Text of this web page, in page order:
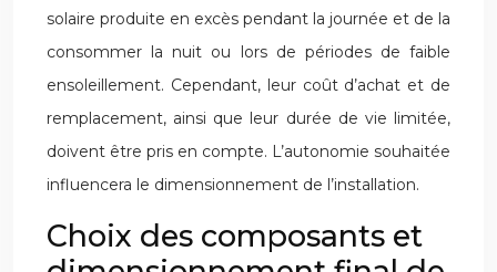
solaire produite en excès pendant la journée et de la
consommer la nuit ou lors de périodes de faible
ensoleillement. Cependant, leur coût d’achat et de
remplacement, ainsi que leur durée de vie limitée,
doivent être pris en compte. L’autonomie souhaitée
influencera le dimensionnement de l’installation.
Choix des composants et